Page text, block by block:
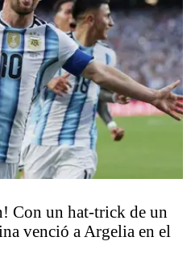
Con un hat-trick de un
venció a Argelia en el